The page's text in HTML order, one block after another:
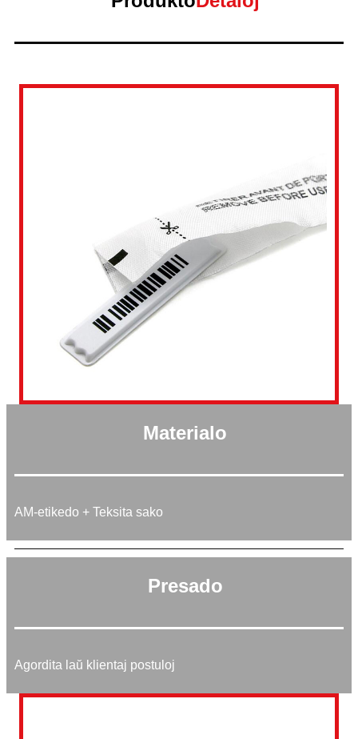
Materialo
AM-etikedo + Teksita sako
Presado
Agordita laŭ klientaj postuloj